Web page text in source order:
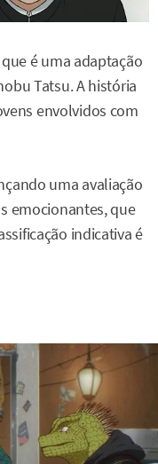
é uma adaptação
Tatsu. A história
envolvidos com
uma avaliação
emocionantes, que
indicativa é